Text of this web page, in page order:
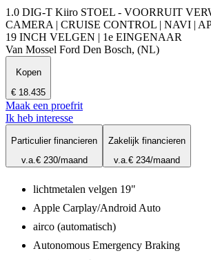
1.0 DIG-T Kiiro STOEL - VOORRUIT
CAMERA | CRUISE CONTROL | NAVI |
19 INCH VELGEN | 1e EINGENAAR
Van Mossel Ford Den Bosch, (NL)
Kopen
€ 18.435
Maak een proefrit
Ik heb interesse
Particulier financieren
v.a.€ 230/maand
Zakelijk financieren
v.a.€ 234/maand
lichtmetalen velgen 19"
Apple Carplay/Android Auto
airco (automatisch)
Autonomous Emergency Braking